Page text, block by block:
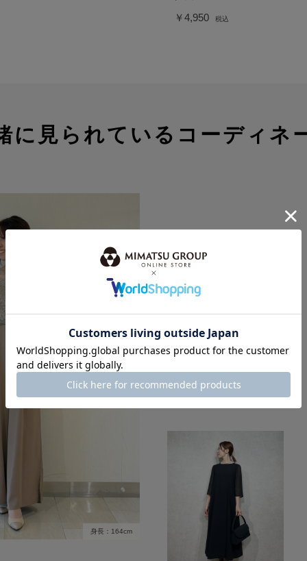
￥4,950 税込
に見られているコーディネ
身長：164cm